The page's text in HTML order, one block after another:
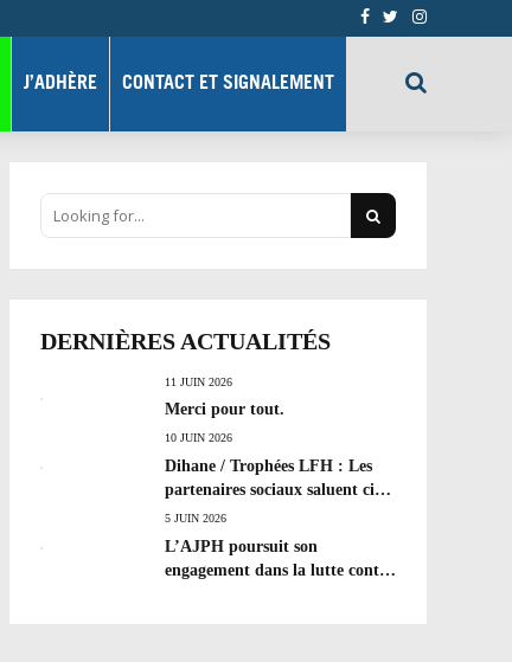
J’ADHÈRE CONTACT ET SIGNALEMENT
DERNIÈRES ACTUALITÉS
11 JUIN 2026
Merci pour tout.
10 JUIN 2026
Dihane / Trophées LFH : Les
partenaires sociaux saluent cinq
années de progrès social et les
efforts à poursuivre !
5 JUIN 2026
L’AJPH poursuit son
engagement dans la lutte contre